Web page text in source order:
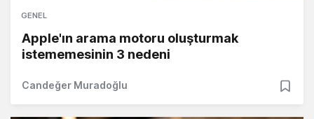
GENEL
Apple'ın arama motoru oluşturmak
istememesinin 3 nedeni
Candeğer Muradoğlu